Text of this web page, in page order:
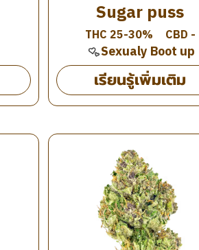
Sugar puss
THC 25-30% CBD -
Sexualy Boot up
เรียนรู้เพิ่มเติม